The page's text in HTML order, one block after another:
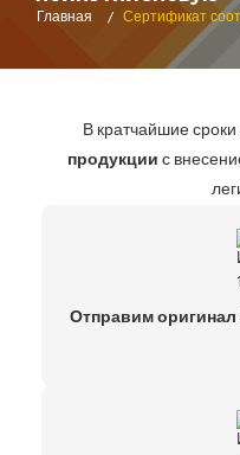
Главная
/ Сертификат
В кратчайшие
продукциис
Отправим оригинал